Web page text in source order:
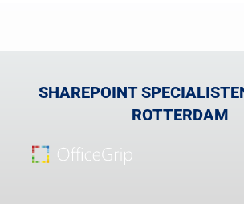
SHAREPOINT
ROTTERDAM